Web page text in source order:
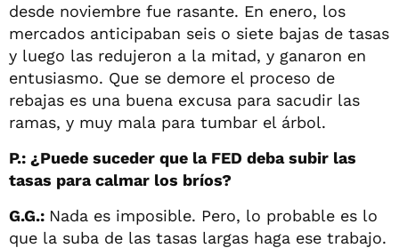
desde noviembre fue rasante. En enero, los
mercados anticipaban seis o siete bajas de tasas
y luego las redujeron a la mitad, y ganaron en
entusiasmo. Que se demore el proceso de
rebajas es una buena excusa para sacudir las
ramas, y muy mala para tumbar el árbol.
P.: ¿Puede suceder que la FED deba subir las
tasas para calmar los bríos?
G.G.: Nada es imposible. Pero, lo probable es lo
que la suba de las tasas largas haga ese trabajo.